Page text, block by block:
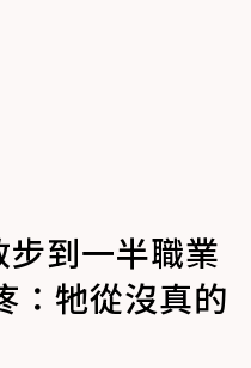
到一半職業
：牠從沒真的